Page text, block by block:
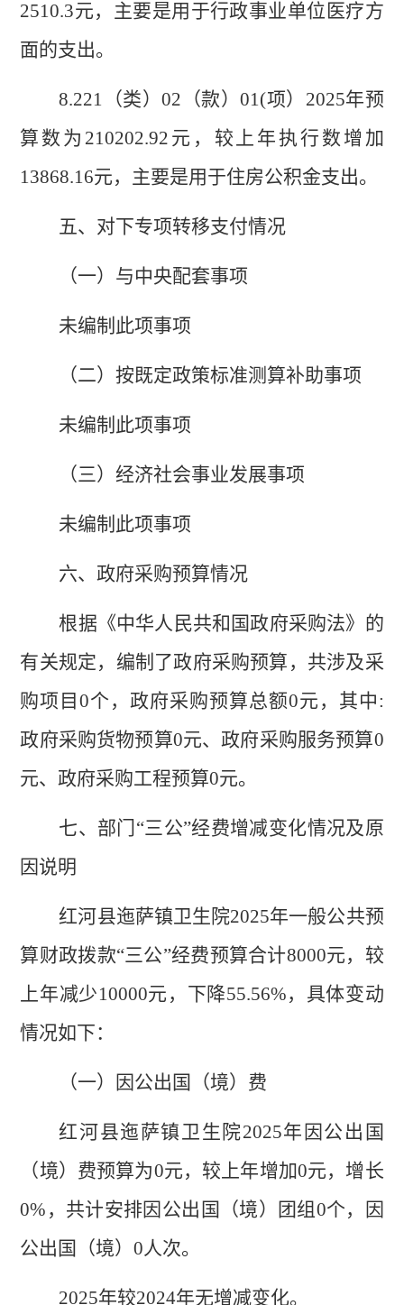
2510.3元，主要是用于行政事业单位医疗方
面的支出。
8.221（类）02（款）01(项）2025年预
算数为210202.92元，较上年执行数增加
13868.16元，主要是用于住房公积金支出。
五、 对下专项转移支付情况
（一）与中央配套事项
未编制此项事项
（二）按既定政策标准测算补助事项
未编制此项事项
（三）经济社会事业发展事项
未编制此项事项
六、政府采购预算情况
根据《中华人民共和国政府采购法》的
有关规定，编制了政府采购预算，共涉及采
购项目0个，政府采购预算总额0元，其中:
政府采购货物预算0元、政府采购服务预算0
元、政府采购工程预算0元。
七、部门 “三公”经费增减变化情况及原
因说明
红河县迤萨镇卫生院2025年一般公共预
算财政拨款“三公”经费预算合计8000元，较
上年减少10000元， 下降55.56%，具体变动
情况如下：
（一） 因公出国（境）费
红河县迤萨镇卫生院2025年 因公出国
（境）费预算为0元，较上年增加0元， 增长
0% ，共计安排因公出国（境）团组 0个，因
公出国（境）0人次。
2025年较2024年无增减变化。